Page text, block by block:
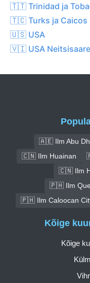
🇹🇹 Trinidad ja
🇹🇨 Turks ja Caicos
🇺🇸 USA
🇻🇮 USA
🇦🇪 Ilm Abu
🇨🇳 Ilm Huainan
🇨🇳 Ilm
🇵🇭 Ilm
🇵🇭 Ilm Caloocan
Kõige
Kõige